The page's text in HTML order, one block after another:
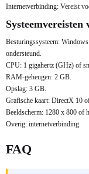
Internetverbinding: Vereist
Besturingssysteem:
ondersteund.
CPU: 1 gigahertz (GHz) of
RAM-geheugen: 2 GB.
Opslag: 3 GB.
Grafische kaart: DirectX 10
Beeldscherm: 1280 x 800 of
Overig: internetverbinding.
FAQ